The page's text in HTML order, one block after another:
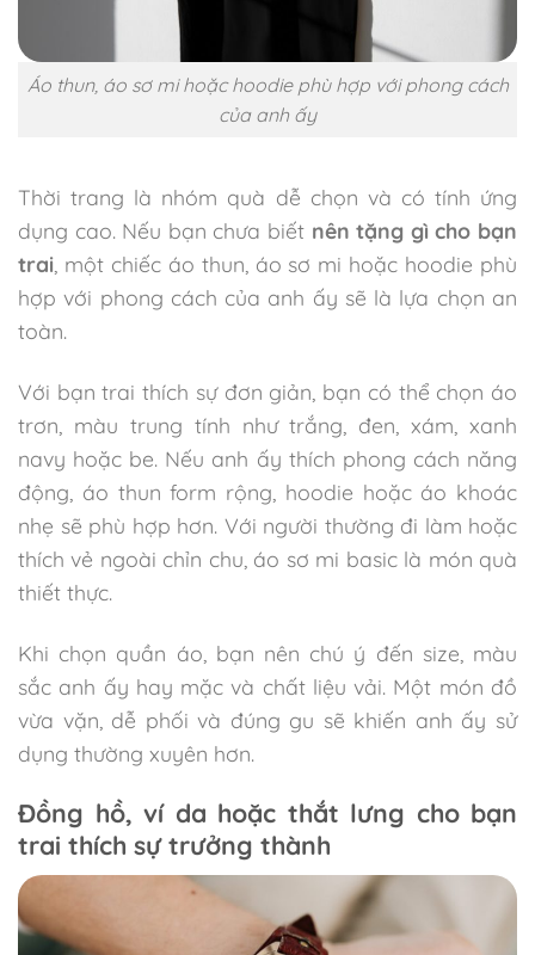
Áo thun, áo sơ mi hoặc hoodie phù hợp với phong cách
của anh ấy
Thời trang là nhóm quà dễ chọn và có tính ứng
dụng cao. Nếu bạn chưa biết nên tặng gì cho bạn
trai , một chiếc áo thun, áo sơ mi hoặc hoodie phù
hợp với phong cách của anh ấy sẽ là lựa chọn an
toàn.
Với bạn trai thích sự đơn giản, bạn có thể chọn áo
trơn, màu trung tính như trắng, đen, xám, xanh
navy hoặc be. Nếu anh ấy thích phong cách năng
động, áo thun form rộng, hoodie hoặc áo khoác
nhẹ sẽ phù hợp hơn. Với người thường đi làm hoặc
thích vẻ ngoài chỉn chu, áo sơ mi basic là món quà
thiết thực.
Khi chọn quần áo, bạn nên chú ý đến size, màu
sắc anh ấy hay mặc và chất liệu vải. Một món đồ
vừa vặn, dễ phối và đúng gu sẽ khiến anh ấy sử
dụng thường xuyên hơn.
Đồng hồ, ví da hoặc thắt lưng cho bạn
trai thích sự trưởng thành